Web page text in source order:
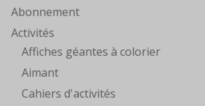
Abonnement
Activités
Affiches géantes à colorier
Aimant
Cahiers d'activités